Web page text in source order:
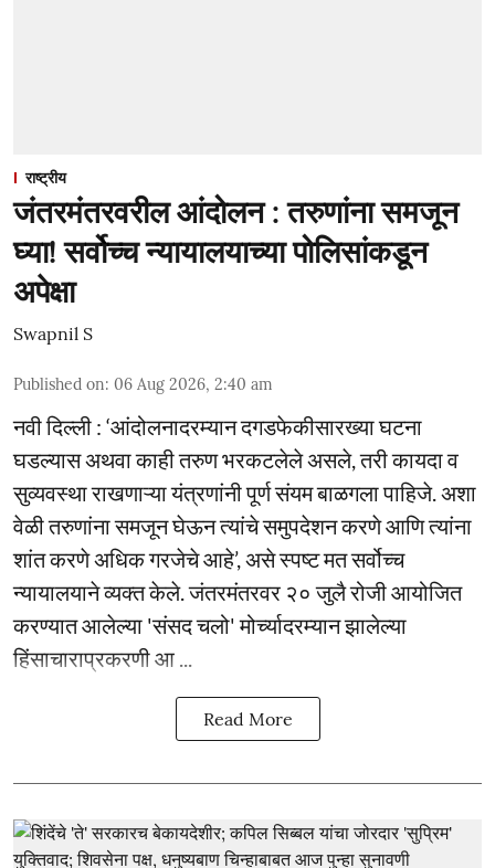
राष्ट्रीय
जंतरमंतरवरील आंदोलन : तरुणांना समजून
घ्या! सर्वोच्च न्यायालयाच्या पोलिसांकडून
अपेक्षा
Swapnil S
Published on: 06 Aug 2026, 2:40 am
नवी दिल्ली : ‘आंदोलनादरम्यान दगडफेकीसारख्या घटना
घडल्यास अथवा काही तरुण भरकटलेले असले, तरी कायदा व
सुव्यवस्था राखणाऱ्या यंत्रणांनी पूर्ण संयम बाळगला पाहिजे. अशा
वेळी तरुणांना समजून घेऊन त्यांचे समुपदेशन करणे आणि त्यांना
शांत करणे अधिक गरजेचे आहे’, असे स्पष्ट मत सर्वोच्च
न्यायालयाने व्यक्त केले. जंतरमंतरवर २० जुलै रोजी आयोजित
करण्यात आलेल्या 'संसद चलो' मोर्च्यादरम्यान झालेल्या
हिंसाचाराप्रकरणी आ ...
Read More